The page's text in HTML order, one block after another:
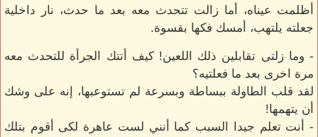
أظلمت عيناه، أما زالت تتحدث معه بعد ما حدث، نار داخلية
جعلته يلتهب، أمسك فكها بقسوة.
- وما زلتى تقابلين ذلك اللعين! كيف أتتك الجرأة للتحدث معه
مرة اخرى بعد ما فعلتيه؟
لقد قلب الطاولة ببساطة وبسرعة لم تستوعبها، إنه على وشك
أن يتهمها!
- أنت تعلم جيدا السبب كما أنني لست عاهرة لكى أقوم بتلك